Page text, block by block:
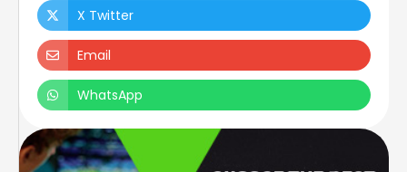
X Twitter
Email
WhatsApp